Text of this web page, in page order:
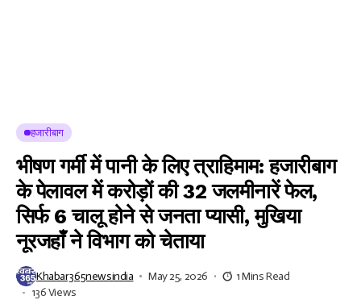
हजारीबाग
भीषण गर्मी में पानी के लिए त्राहिमाम: हजारीबाग
के पेलावल में करोड़ों की 32 जलमीनारें फेल,
सिर्फ 6 चालू होने से जनता प्यासी, मुखिया
नूरजहाँ ने विभाग को चेताया
Khabar365newsindia May 25, 2026
1 Mins Read
136 Views